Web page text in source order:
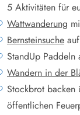
5 Aktivitäten für
Wattwanderung
Bernsteinsuche
StandUp
Wandern in der
Stockbrot backen
öffentlichen